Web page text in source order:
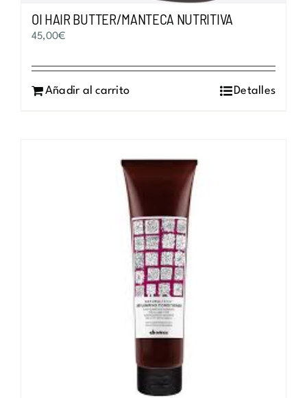
OI HAIR BUTTER/MANTECA NUTRITIVA
45,00€
Añadir al carrito Detalles